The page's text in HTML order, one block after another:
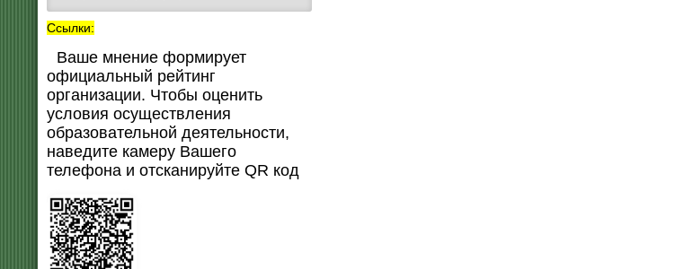
Ссылки:
Ваше мнение формирует
официальный рейтинг
организации. Чтобы оценить
условия осуществления
образовательной деятельности,
наведите камеру Вашего
телефона и отсканируйте QR код